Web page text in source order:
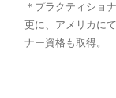
＊プラクティショ
更に、アメリカに
ナー資格も取得。